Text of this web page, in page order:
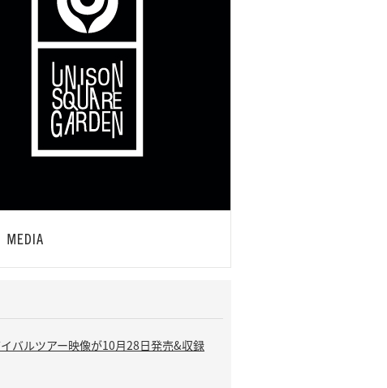
バルツアー映像が10月28日発売&収録